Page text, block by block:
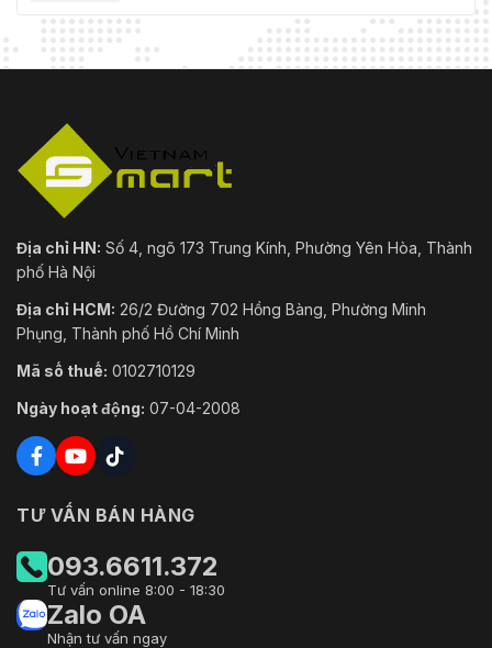
Địa chỉ HN: Số 4, ngõ 173 Trung Kính, Phường Yên Hòa, Thành
phố Hà Nội
Địa chỉ HCM: 26/2 Đường 702 Hồng Bàng, Phường Minh
Phụng, Thành phố Hồ Chí Minh
Mã số thuế: 0102710129
Ngày hoạt động: 07-04-2008
TƯ VẤN BÁN HÀNG
093.6611.372
Tư vấn online 8:00 - 18:30
Zalo OA
Nhận tư vấn ngay